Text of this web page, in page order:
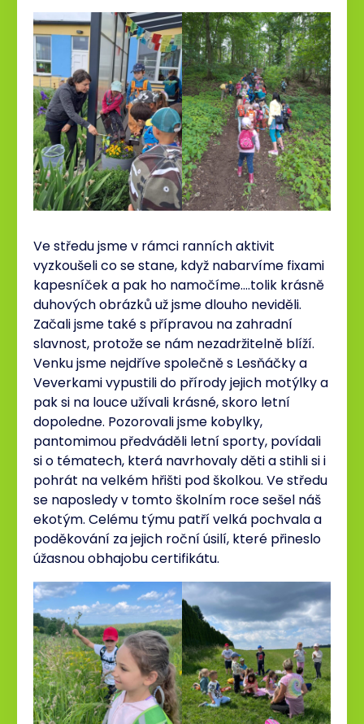
Ve středu jsme v rámci ranních aktivit
vyzkoušeli co se stane, když nabarvíme fixami
kapesníček a pak ho namočíme….tolik krásně
duhových obrázků už jsme dlouho neviděli.
Začali jsme také s přípravou na zahradní
slavnost, protože se nám nezadržitelně blíží.
Venku jsme nejdříve společně s Lesňáčky a
Veverkami vypustili do přírody jejich motýlky a
pak si na louce užívali krásné, skoro letní
dopoledne. Pozorovali jsme kobylky,
pantomimou předváděli letní sporty, povídali
si o tématech, která navrhovaly děti a stihli si i
pohrát na velkém hřišti pod školkou. Ve středu
se naposledy v tomto školním roce sešel náš
ekotým. Celému týmu patří velká pochvala a
poděkování za jejich roční úsilí, které přineslo
úžasnou obhajobu certifikátu.